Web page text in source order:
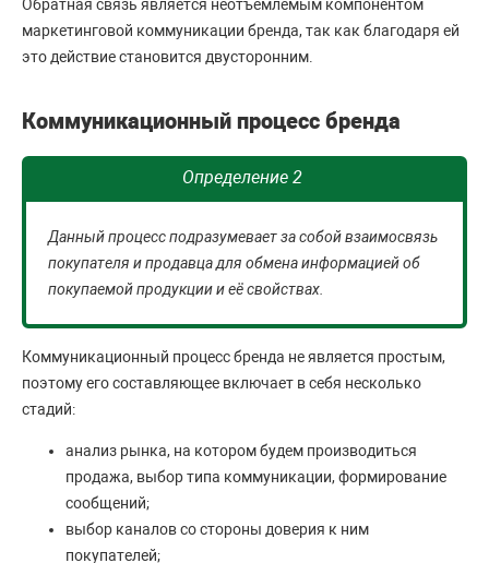
Обратная связь является неотъемлемым компонентом
маркетинговой коммуникации бренда, так как благодаря ей
это действие становится двусторонним.
Коммуникационный процесс бренда
Определение 2
Данный процесс подразумевает за собой взаимосвязь
покупателя и продавца для обмена информацией об
покупаемой продукции и её свойствах.
Коммуникационный процесс бренда не является простым,
поэтому его составляющее включает в себя несколько
стадий:
анализ рынка, на котором будем производиться
продажа, выбор типа коммуникации, формирование
сообщений;
выбор каналов со стороны доверия к ним
покупателей;